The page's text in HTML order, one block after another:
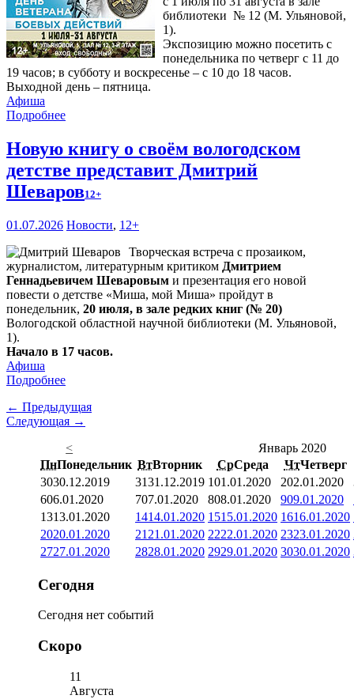
библиотеки № 12 (М. Ульяновой,
1).
Экспозицию можно посетить с
понедельника по четверг с 11 до
19 часов; в субботу и воскресенье – с 10 до 18 часов.
Выходной день – пятница.
Афиша
Подробнее
Новую книгу о своём вологодском
детстве представит Дмитрий
Шеваров12+
01.07.2026 Новости, 12+
Творческая встреча с прозаиком,
журналистом, литературным критиком Дмитрием
Геннадьевичем Шеваровым и презентация его новой
повести о детстве «Миша, мой Миша» пройдут в
понедельник, 20 июля, в зале редких книг (№ 20)
Вологодской областной научной библиотеки (М. Ульяновой,
1).
Начало в 17 часов.
Афиша
Подробнее
← Предыдущая
Следующая →
<
Январь 2020
ПнПонедельник ВтВторник СрСреда ЧтЧетверг
3030.12.2019 3131.12.2019 101.01.2020 202.01.2020
606.01.2020 707.01.2020 808.01.2020 909.01.2020
1313.01.2020 1414.01.2020 1515.01.2020 1616.01.2020
2020.01.2020 21 21.01.2020 2222.01.2020 2323.01.2020
2727.01.2020 2828.01.2020 2929.01.2020 3030.01.2020
Сегодня
Сегодня нет событий
Скоро
11
Августа